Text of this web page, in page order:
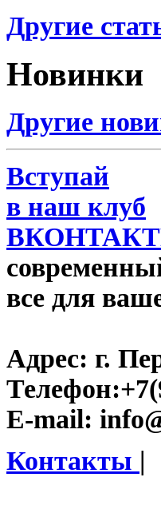
Другие
Новинки
Другие
Вступай
в наш клуб
все для
Адрес: г.
Телефон:
E-mail:
Контакты |